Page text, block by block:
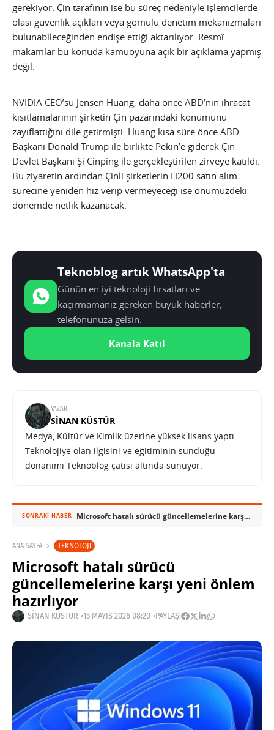
gerekiyor. Çin tarafının ise bu süreç nedeniyle işlemcilerde
olası güvenlik açıkları veya gömülü denetim mekanizmaları
bulunabileceğinden endişe ettiği aktarılıyor. Resmî
makamlar bu konuda kamuoyuna açık bir açıklama yapmış
değil.
NVIDIA CEO’su Jensen Huang, daha önce ABD’nin ihracat
kısıtlamalarının şirketin Çin pazarındaki konumunu
zayıflattığını dile getirmişti. Huang kısa süre önce ABD
Başkanı Donald Trump ile birlikte Pekin’e giderek Çin
Devlet Başkanı Şi Cinping ile gerçekleştirilen zirveye katıldı.
Bu ziyaretin ardından Çinli şirketlerin H200 satın alım
sürecine yeniden hız verip vermeyeceği ise önümüzdeki
dönemde netlik kazanacak.
Teknoblog artık WhatsApp'ta
Günün en iyi teknoloji fırsatları ve
kaçırmamanız gereken büyük haberler,
telefonunuza gelsin.
Kanala Katıl
YAZAR:
SINAN KÜSTÜR
Medya, Kültür ve Kimlik üzerine yüksek lisans yaptı.
Teknolojiye olan ilgisini ve eğitiminin sunduğu
donanımı Teknoblog çatısı altında sunuyor.
SONRAKI HABER Microsoft hatalı sürücü güncellemelerine karşı yeni önlem hazırlıyor
ANA SAYFA TEKNOLOJI
Microsoft hatalı sürücü
güncellemelerine karşı yeni önlem
hazırlıyor
SINAN KÜSTÜR 15 MAYIS 2026 08:20 PAYLAŞ: